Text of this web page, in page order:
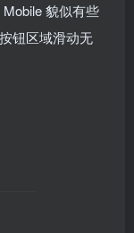
貌似有些
钮区域滑动无